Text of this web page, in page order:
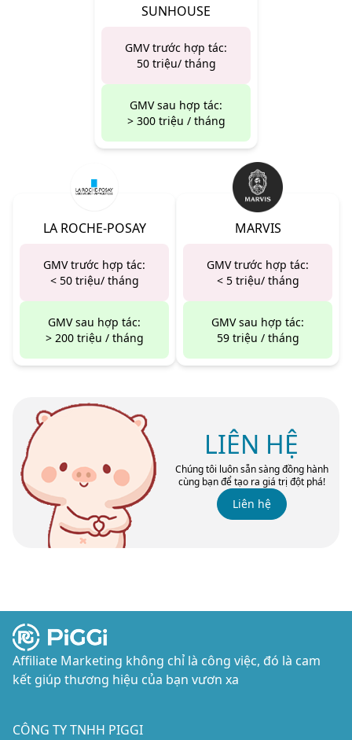
SUNHOUSE
GMV trước hợp tác:
50 triệu/ tháng
GMV sau hợp tác:
> 300 triệu / tháng
LA ROCHE-POSAY
GMV trước hợp tác:
< 50 triệu/ tháng
GMV sau hợp tác:
> 200 triệu / tháng
MARVIS
GMV trước hợp tác:
< 5 triệu/ tháng
GMV sau hợp tác:
59 triệu / tháng
LIÊN HỆ
Chúng tôi luôn sẵn sàng đồng hành
cùng bạn để tạo ra giá trị đột phá!
Liên hệ
Affiliate Marketing không chỉ là công việc, đó là cam
kết giúp thương hiệu của bạn vươn xa
CÔNG TY TNHH PIGGI